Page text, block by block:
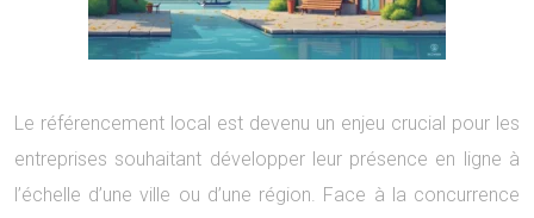
Le référencement local est devenu un enjeu crucial pour les
entreprises souhaitant développer leur présence en ligne à
l’échelle d’une ville ou d’une région. Face à la concurrence